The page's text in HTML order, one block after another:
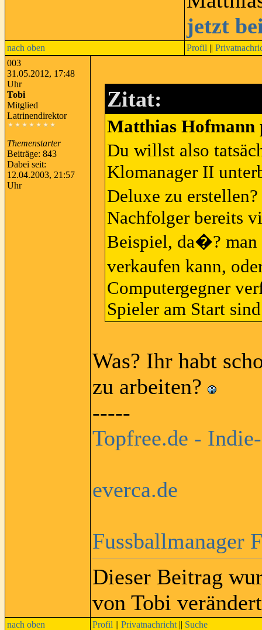
jetzt
nach oben Profil ||
003
31.05.2012, 17:48
Uhr
Tobi
Mitglied
Latrinendirektor
Themenstarter
Beiträge: 843
Dabei seit:
12.04.2003, 21:57
Uhr
Zitat:
Matthias Hofmann
Du willst also
Klomanager II
Deluxe zu erstellen?
Nachfolger bereits
Beispiel, da�? man
verkaufen kann,
Computergegner
Spieler am Start
Was? Ihr habt
zu arbeiten?
-----
Topfree.de -
everca.de
Fussballmanager
Dieser Beitrag
von Tobi verändert
nach oben Profil || Privatnachricht || Suche